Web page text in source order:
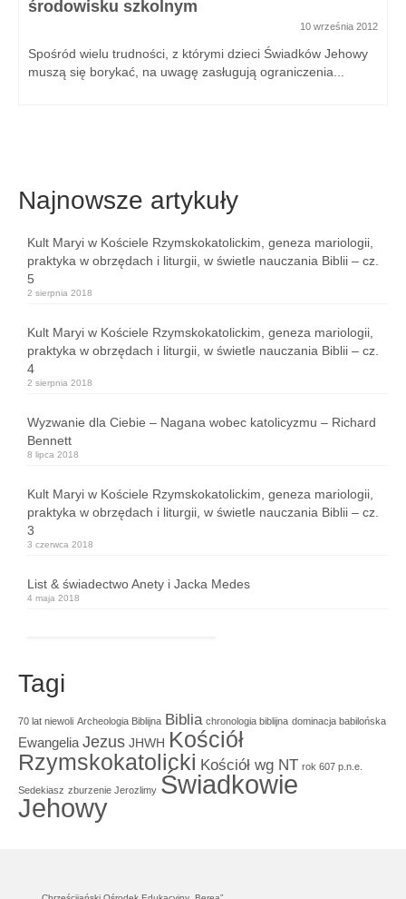
środowisku szkolnym
10 września 2012
Spośród wielu trudności, z którymi dzieci Świadków Jehowy
muszą się borykać, na uwagę zasługują ograniczenia...
Najnowsze artykuły
Kult Maryi w Kościele Rzymskokatolickim, geneza mariologii,
praktyka w obrzędach i liturgii, w świetle nauczania Biblii – cz.
5
2 sierpnia 2018
Kult Maryi w Kościele Rzymskokatolickim, geneza mariologii,
praktyka w obrzędach i liturgii, w świetle nauczania Biblii – cz.
4
2 sierpnia 2018
Wyzwanie dla Ciebie – Nagana wobec katolicyzmu – Richard
Bennett
8 lipca 2018
Kult Maryi w Kościele Rzymskokatolickim, geneza mariologii,
praktyka w obrzędach i liturgii, w świetle nauczania Biblii – cz.
3
3 czerwca 2018
List & świadectwo Anety i Jacka Medes
4 maja 2018
Tagi
70 lat niewoli Archeologia Biblijna Biblia chronologia biblijna dominacja babilońska
Ewangelia Jezus JHWH Kościół
Rzymskokatolicki Kościół wg NT rok 607 p.n.e.
Sedekiasz zburzenie Jerozlimy Świadkowie
Jehowy